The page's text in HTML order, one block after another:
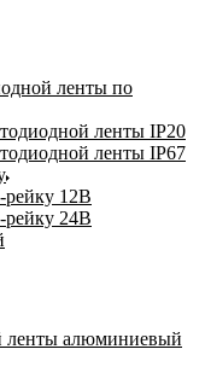
ленты по
ленты IP20
ленты IP67
рейку 12В
рейку 24В
ленты алюминиевый